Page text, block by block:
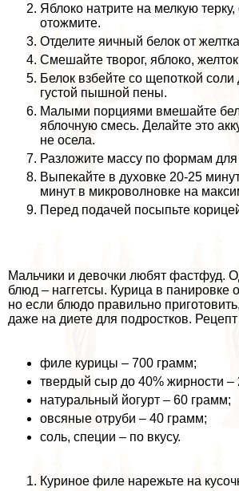
Яблоко натрите на мелкую терку,
отожмите.
Отделите яичный белок от
Смешайте творог, яблоко,
Белок взбейте со щепоткой
густой пышной пены.
Малыми порциями вмешайте
яблочную смесь. Делайте это
не осела.
Разложите массу по формам для
Выпекайте в духовке 20-25
минут в микроволновке на
Перед подачей посыпьте
Мальчики и дeвoчки любят фастфуд.
блюд – наггетсы. Курица в панировке
но если блюдо правильно
даже на диете для подростков.
филе курицы – 700 грамм;
твердый сыр до 40% жирности –
натуральный йогурт – 60 грамм;
овсяные отруби – 40 грамм;
соль, специи – по вкусу.
Куриное филе нарежьте на